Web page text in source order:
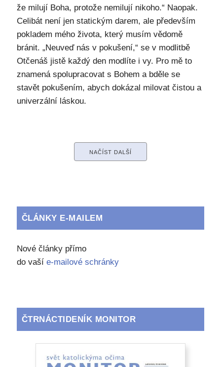
že milují Boha, protože nemilují nikoho.“ Naopak.
Celibát není jen statickým darem, ale především
pokladem mého života, který musím vědomě
bránit. „Neuveď nás v pokušení,“ se v modlitbě
Otčenáš jistě každý den modlíte i vy. Pro mě to
znamená spolupracovat s Bohem a bděle se
stavět pokušením, abych dokázal milovat čistou a
univerzální láskou.
NAČÍST DALŠÍ
ČLÁNKY E-MAILEM
Nové články přímo
do vaší e-mailové schránky
ČTRNÁCTIDENÍK MONITOR